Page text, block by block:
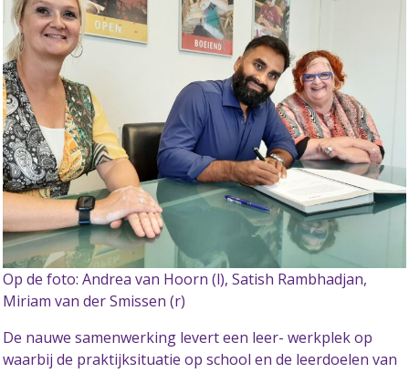
Op de foto: Andrea van Hoorn (l), Satish Rambhadjan,
Miriam van der Smissen (r)
De nauwe samenwerking levert een leer- werkplek op
waarbij de praktijksituatie op school en de leerdoelen van